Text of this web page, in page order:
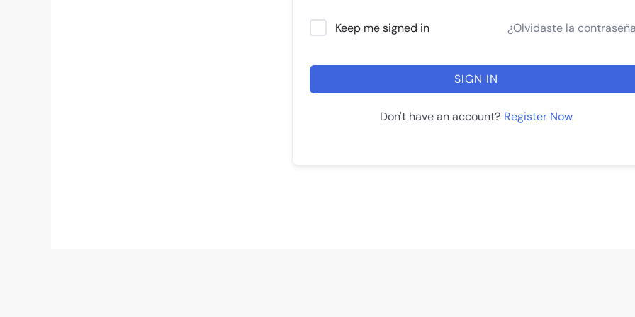
Keep me signed in ¿Olvidaste la
SIGN IN
Don't have an account? Register Now